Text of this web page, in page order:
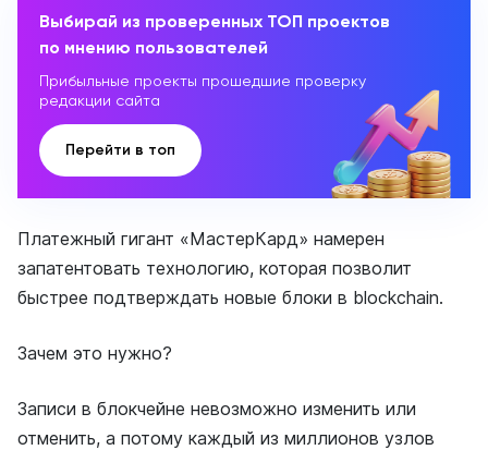
Выбирай из проверенных ТОП проектов
по мнению пользователей
Прибыльные проекты прошедшие проверку
редакции сайта
Перейти в топ
Платежный гигант «МастерКард» намерен
запатентовать технологию, которая позволит
быстрее подтверждать новые блоки в blockchain.
Зачем это нужно?
Записи в блокчейне невозможно изменить или
отменить, а потому каждый из миллионов узлов